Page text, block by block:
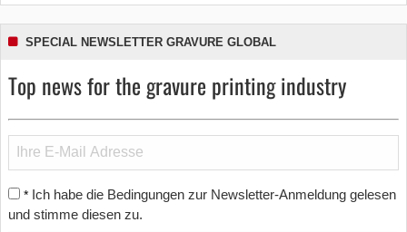
SPECIAL NEWSLETTER GRAVURE GLOBAL
Top news for the gravure printing industry
* Ich habe die Bedingungen zur Newsletter-Anmeldung gelesen
und stimme diesen zu.